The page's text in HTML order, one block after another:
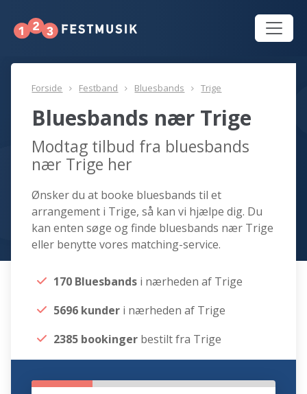
Forside Festband Bluesbands Trige
Bluesbands nær Trige
Modtag tilbud fra bluesbands
nær Trige her
Ønsker du at booke bluesbands til et
arrangement i Trige, så kan vi hjælpe dig. Du
kan enten søge og finde bluesbands nær Trige
eller benytte vores matching-service.
170 Bluesbands i nærheden af Trige
5696 kunder i nærheden af Trige
2385 bookinger bestilt fra Trige